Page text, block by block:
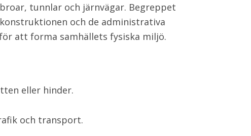
tunnlar och järnvägar. Begreppet
och de administrativa
att forma samhällets fysiska miljö.
eller hinder.
och transport.